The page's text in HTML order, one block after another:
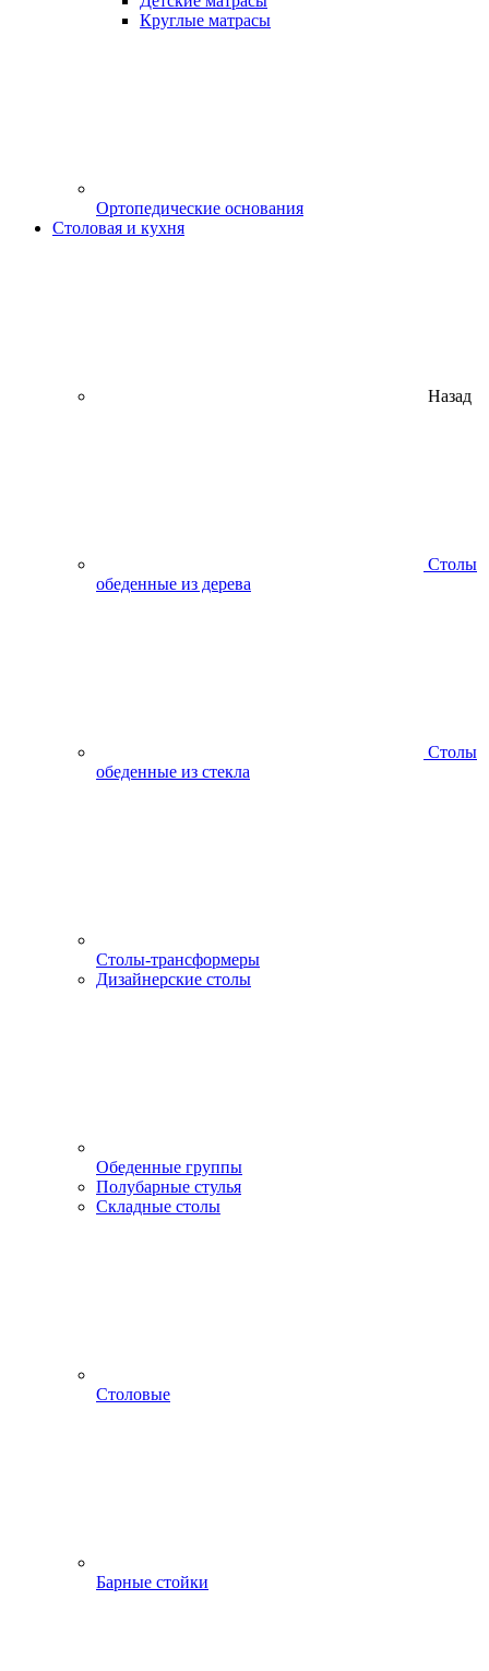
Круглые матрасы
Ортопедические основания
Столовая и кухня
Назад
Столы
обеденные из дерева
Столы
обеденные из стекла
Столы-трансформеры
Дизайнерские столы
Обеденные группы
Полубарные стулья
Складные столы
Столовые
Барные стойки